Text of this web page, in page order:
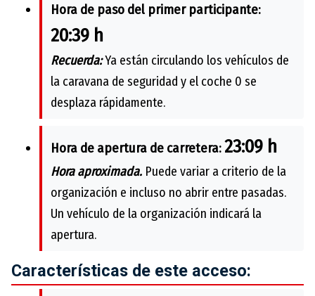
Hora de paso del primer participante:
20:39 h
Recuerda:Ya están circulando los vehículos de
la caravana de seguridad y el coche 0 se
desplaza rápidamente.
Hora de apertura de carretera:23:09 h
Hora aproximada. Puede variar a criterio de la
organización e incluso no abrir entre pasadas.
Un vehículo de la organización indicará la
apertura.
Características de este acceso: